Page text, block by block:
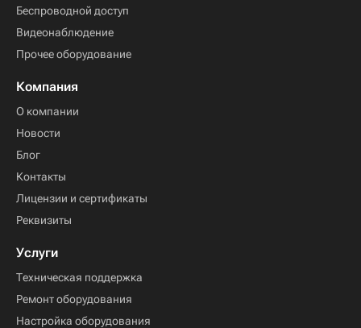
Беспроводной доступ
Видеонаблюдение
Прочее оборудование
Компания
О компании
Новости
Блог
Контакты
Лицензии и сертификаты
Реквизиты
Услуги
Техническая поддержка
Ремонт оборудования
Настройка оборудования